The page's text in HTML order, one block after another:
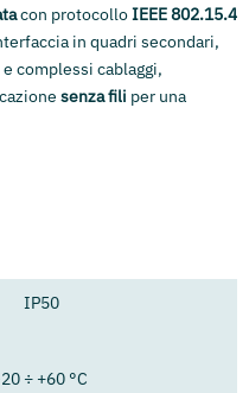
con protocolloIEEE 802.15.4
in quadri secondari,
complessi cablaggi,
senza fili per una
IP50
÷ +60 °C